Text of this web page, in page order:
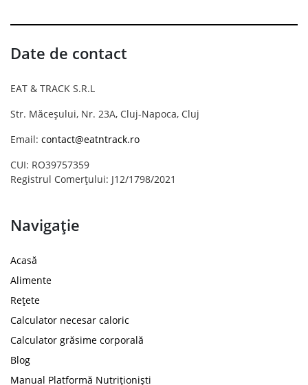
Date de contact
EAT & TRACK S.R.L
Str. Măceșului, Nr. 23A, Cluj-Napoca, Cluj
Email: contact@eatntrack.ro
CUI: RO39757359
Registrul Comerțului: J12/1798/2021
Navigație
Acasă
Alimente
Rețete
Calculator necesar caloric
Calculator grăsime corporală
Blog
Manual Platformă Nutriționiști